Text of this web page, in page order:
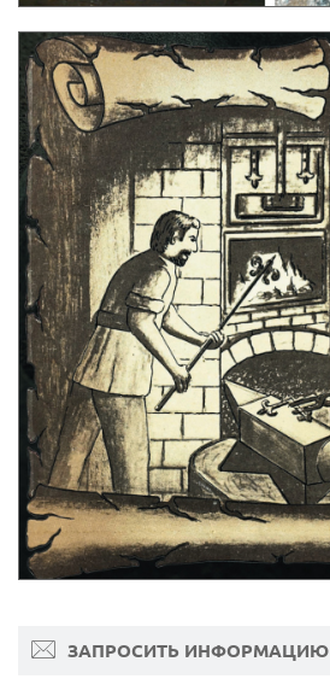
ЗАПРОСИТЬ ИНФОРМАЦИЮ